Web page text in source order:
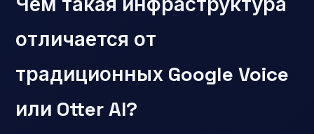
отличается от
традиционных Google Voice
или Otter AI?